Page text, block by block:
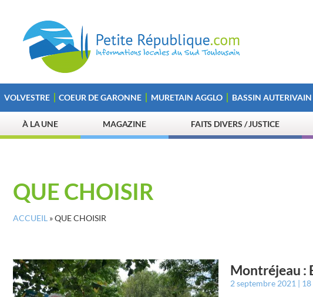
VOLVESTRE COEUR DE GARONNE MURETAIN AGGLO BASSIN
À LA UNE MAGAZINE FAITS DIVERS / JUSTICE
QUE CHOISIR
ACCUEIL »QUE CHOISIR
Montréjeau :
2 septembre 2021 18